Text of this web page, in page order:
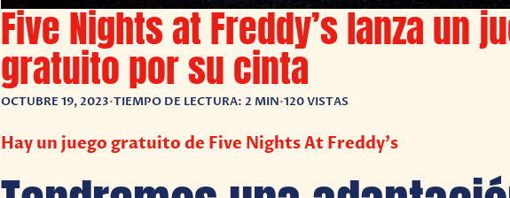
Five Nights at Freddy’s lanza un
gratuito por su cinta
OCTUBRE 19, 2023•TIEMPO DE LECTURA: 2 MIN•120 VISTAS
Hay un juego gratuito de Five Nights At Freddy’s